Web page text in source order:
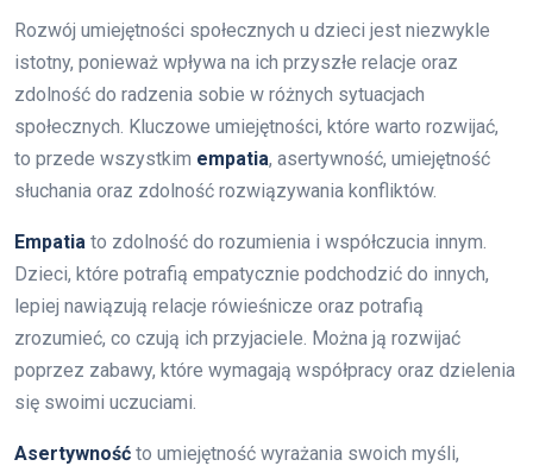
Rozwój umiejętności społecznych u dzieci jest niezwykle
istotny, ponieważ wpływa na ich przyszłe relacje oraz
zdolność do radzenia sobie w różnych sytuacjach
społecznych. Kluczowe umiejętności, które warto rozwijać,
to przede wszystkim empatia, asertywność, umiejętność
słuchania oraz zdolność rozwiązywania konfliktów.
Empatia to zdolność do rozumienia i współczucia innym.
Dzieci, które potrafią empatycznie podchodzić do innych,
lepiej nawiązują relacje rówieśnicze oraz potrafią
zrozumieć, co czują ich przyjaciele. Można ją rozwijać
poprzez zabawy, które wymagają współpracy oraz dzielenia
się swoimi uczuciami.
Asertywność to umiejętność wyrażania swoich myśli,